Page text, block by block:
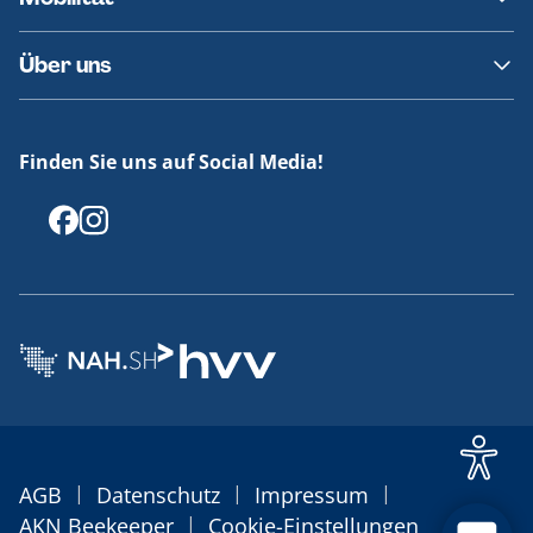
Fundsachen
Häufige Fragen
Barrierefreies Reisen
Erklärung Barrierefreiheit
Über uns
Offenlegungen
Finden Sie uns auf Social Media!
AGB | Datenschutz | Impressum |
AKN Beekeeper | Cookie-Einstellungen